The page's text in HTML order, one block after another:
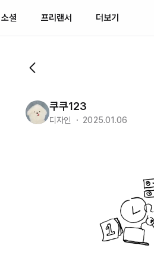
소셜 프리랜서 더보기
쿠쿠123
디자인 ・ 2025.01.06